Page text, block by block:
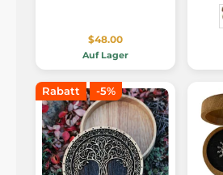
$48.00
Auf Lager
Rabatt -5%